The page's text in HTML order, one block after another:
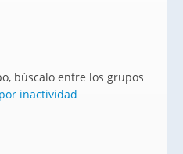
búscalo entre los grupos
inactividad